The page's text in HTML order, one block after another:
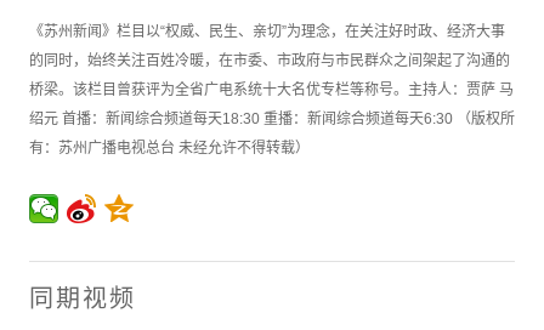
《苏州新闻》栏目以“权威、民生、亲切”为理念，在关注好时政、经济大事
的同时，始终关注百姓冷暖，在市委、市政府与市民群众之间架起了沟通的
桥梁。该栏目曾获评为全省广电系统十大名优专栏等称号。主持人：贾萨 马
绍元 首播：新闻综合频道每天18:30 重播：新闻综合频道每天6:30 （版权所
有：苏州广播电视总台 未经允许不得转载）
同期视频